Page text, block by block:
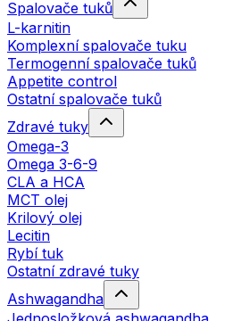
Spalovače tuků
L-karnitin
Komplexní spalovače tuku
Termogenní spalovače tuků
Appetite control
Ostatní spalovače tuků
Zdravé tuky
Omega-3
Omega 3-6-9
CLA a HCA
MCT olej
Krilový olej
Lecitin
Rybí tuk
Ostatní zdravé tuky
Ashwagandha